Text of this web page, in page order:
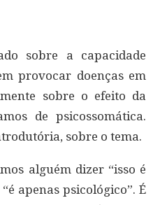
sobre a capacidade
provocar doenças em
sobre o efeito da
de psicossomática.
sobre o tema.
alguém dizer “isso é
apenas psicológico”. É